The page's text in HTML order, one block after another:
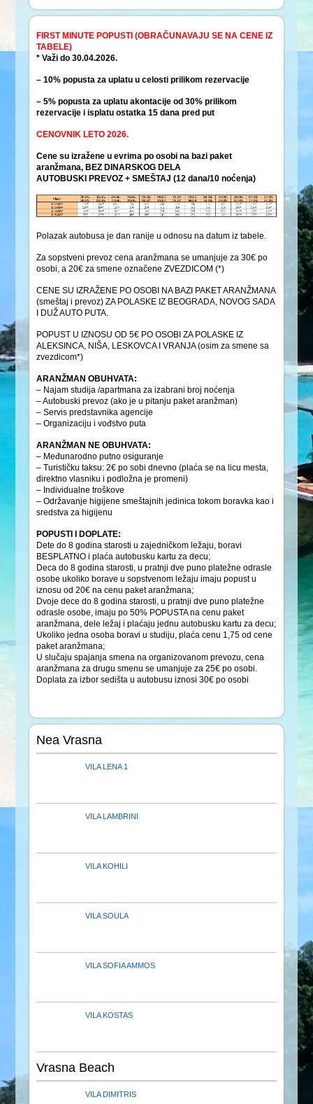
FIRST MINUTE POPUSTI (OBRAČUNAVAJU SE NA CENE IZ
TABELE)
* Važi do 30.04.2026.
– 10% popusta za uplatu u celosti prilikom rezervacije
– 5% popusta za uplatu akontacije od 30% prilikom
rezervacije i isplatu ostatka 15 dana pred put
CENOVNIK LETO 2026.
Cene su izražene u evrima po osobi na bazi paket
aranžmana, BEZ DINARSKOG DELA
AUTOBUSKI PREVOZ + SMEŠTAJ (12 dana/10 noćenja)
Polazak autobusa je dan ranije u odnosu na datum iz tabele.
Za sopstveni prevoz cena aranžmana se umanjuje za 30€ po
osobi, a 20€ za smene označene ZVEZDICOM (*)
CENE SU IZRAŽENE PO OSOBI NA BAZI PAKET ARANŽMANA
(smeštaj i prevoz) ZA POLASKE IZ BEOGRADA, NOVOG SADA
I DUŽ AUTO PUTA.
POPUST U IZNOSU OD 5€ PO OSOBI ZA POLASKE IZ
ALEKSINCA, NIŠA, LESKOVCA I VRANJA (osim za smene sa
zvezdicom*)
ARANŽMAN OBUHVATA:
– Najam studija /apartmana za izabrani broj noćenja
– Autobuski prevoz (ako je u pitanju paket aranžman)
– Servis predstavnika agencije
– Organizaciju i vođstvo puta
ARANŽMAN NE OBUHVATA:
– Međunarodno putno osiguranje
– Turističku taksu: 2€ po sobi dnevno (plaća se na licu mesta,
direktno vlasniku i podložna je promeni)
– Individualne troškove
– Održavanje higijene smeštajnih jedinica tokom boravka kao i
sredstva za higijenu
POPUSTI I DOPLATE:
Dete do 8 godina starosti u zajedničkom ležaju, boravi
BESPLATNO i plaća autobusku kartu za decu;
Deca do 8 godina starosti, u pratnji dve puno platežne odrasle
osobe ukoliko borave u sopstvenom ležaju imaju popust u
iznosu od 20€ na cenu paket aranžmana;
Dvoje dece do 8 godina starosti, u pratnji dve puno platežne
odrasle osobe, imaju po 50% POPUSTA na cenu paket
aranžmana, dele ležaj i plaćaju jednu autobusku kartu za decu;
Ukoliko jedna osoba boravi u studiju, plaća cenu 1,75 od cene
paket aranžmana;
U slučaju spajanja smena na organizovanom prevozu, cena
aranžmana za drugu smenu se umanjuje za 25€ po osobi.
Doplata za izbor sedišta u autobusu iznosi 30€ po osobi
Nea Vrasna
VILA LENA 1
VILA LAMBRINI
VILA KOHILI
VILA SOULA
VILA SOFIA AMMOS
VILA KOSTAS
Vrasna Beach
VILA DIMITRIS